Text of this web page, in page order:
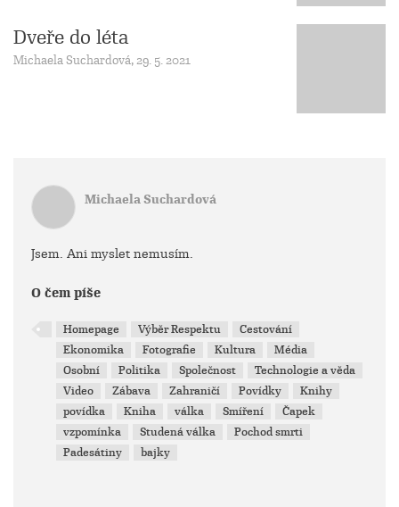
Dveře do léta
Michaela Suchardová, 29. 5. 2021
Michaela Suchardová
Jsem. Ani myslet nemusím.
O čem píše
Homepage Výběr Respektu
Cestování
Ekonomika
Fotografie Kultura
Média
Osobní
Politika Společnost
Technologie a věda
Video
Zábava Zahraničí Povídky
Knihy
povídka
Kniha válka Smíření
Čapek
vzpomínka
Studená válka
Pochod smrti
Padesátiny
bajky